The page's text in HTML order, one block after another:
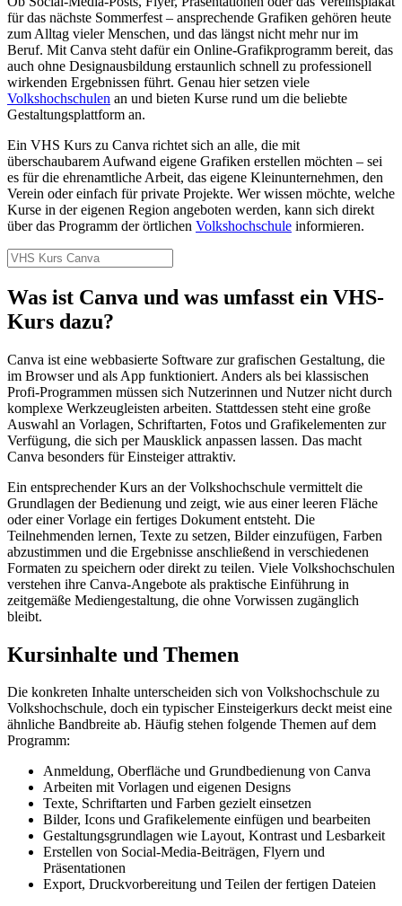
für das nächste Sommerfest – ansprechende Grafiken gehören heute
zum Alltag vieler Menschen, und das längst nicht mehr nur im
Beruf. Mit Canva steht dafür ein Online-Grafikprogramm bereit, das
auch ohne Designausbildung erstaunlich schnell zu professionell
wirkenden Ergebnissen führt. Genau hier setzen viele
Volkshochschulen an und bieten Kurse rund um die beliebte
Gestaltungsplattform an.
Ein VHS Kurs zu Canva richtet sich an alle, die mit
überschaubarem Aufwand eigene Grafiken erstellen möchten – sei
es für die ehrenamtliche Arbeit, das eigene Kleinunternehmen, den
Verein oder einfach für private Projekte. Wer wissen möchte, welche
Kurse in der eigenen Region angeboten werden, kann sich direkt
über das Programm der örtlichen Volkshochschule informieren.
Was ist Canva und was umfasst ein VHS-
Kurs dazu?
Canva ist eine webbasierte Software zur grafischen Gestaltung, die
im Browser und als App funktioniert. Anders als bei klassischen
Profi-Programmen müssen sich Nutzerinnen und Nutzer nicht durch
komplexe Werkzeugleisten arbeiten. Stattdessen steht eine große
Auswahl an Vorlagen, Schriftarten, Fotos und Grafikelementen zur
Verfügung, die sich per Mausklick anpassen lassen. Das macht
Canva besonders für Einsteiger attraktiv.
Ein entsprechender Kurs an der Volkshochschule vermittelt die
Grundlagen der Bedienung und zeigt, wie aus einer leeren Fläche
oder einer Vorlage ein fertiges Dokument entsteht. Die
Teilnehmenden lernen, Texte zu setzen, Bilder einzufügen, Farben
abzustimmen und die Ergebnisse anschließend in verschiedenen
Formaten zu speichern oder direkt zu teilen. Viele Volkshochschulen
verstehen ihre Canva-Angebote als praktische Einführung in
zeitgemäße Mediengestaltung, die ohne Vorwissen zugänglich
bleibt.
Kursinhalte und Themen
Die konkreten Inhalte unterscheiden sich von Volkshochschule zu
Volkshochschule, doch ein typischer Einsteigerkurs deckt meist eine
ähnliche Bandbreite ab. Häufig stehen folgende Themen auf dem
Programm:
Anmeldung, Oberfläche und Grundbedienung von Canva
Arbeiten mit Vorlagen und eigenen Designs
Texte, Schriftarten und Farben gezielt einsetzen
Bilder, Icons und Grafikelemente einfügen und bearbeiten
Gestaltungsgrundlagen wie Layout, Kontrast und Lesbarkeit
Erstellen von Social-Media-Beiträgen, Flyern und
Präsentationen
Export, Druckvorbereitung und Teilen der fertigen Dateien